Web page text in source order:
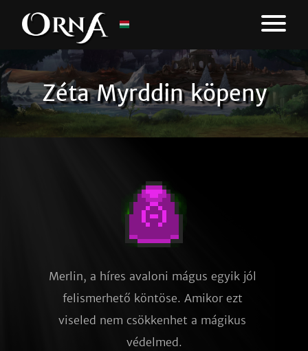
Zéta Myrddin köpeny
Merlin, a híres avaloni mágus egyik jól
felismerhető köntöse. Amikor ezt
viseled nem csökkenhet a mágikus
védelmed.